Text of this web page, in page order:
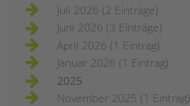
Juli 2026 (2 Einträge)
Juni 2026 (3 Einträge)
April 2026 (1 Eintrag)
Januar 2026 (1 Eintrag)
2025
November 2025 (1 Eintrag)